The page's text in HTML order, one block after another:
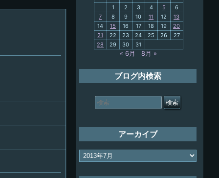
PC歴 1 2 3 4 5
6
7
8 9 10 11 12
13
14
15 16 17 18 19
20
21
22 23 24 25 26
27
28
29 30 31
« 6月 8月 »
ブログ内検索
索
アーカイブ
ア
ー